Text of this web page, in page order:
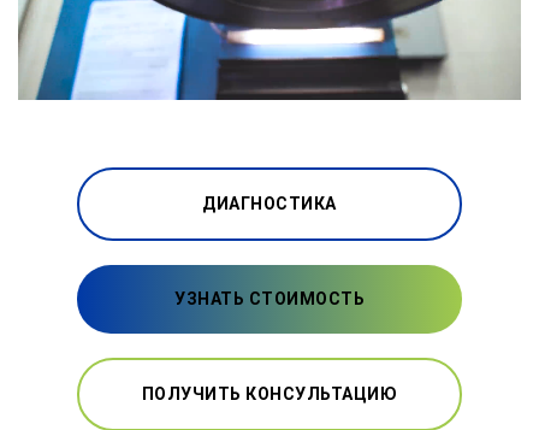
ДИАГНОСТИКА
УЗНАТЬ СТОИМОСТЬ
ПОЛУЧИТЬ КОНСУЛЬТАЦИЮ